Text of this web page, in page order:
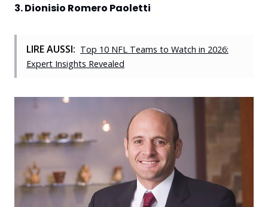
3. Dionisio Romero Paoletti
LIRE AUSSI: Top 10 NFL Teams to Watch in 2026:
Expert Insights Revealed